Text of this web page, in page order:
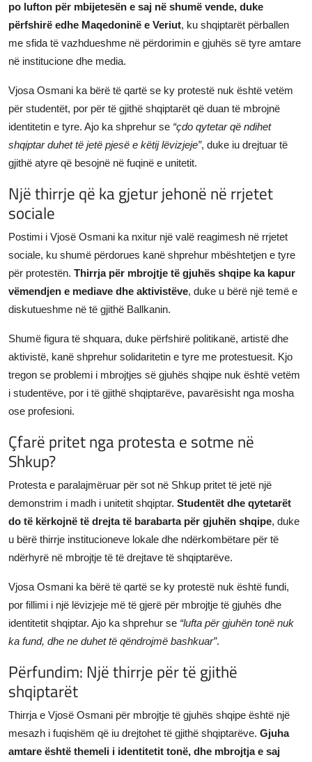
po lufton për mbijetesën e saj në shumë vende, duke
përfshirë edhe Maqedoninë e Veriut, ku shqiptarët përballen
me sfida të vazhdueshme në përdorimin e gjuhës së tyre amtare
në institucione dhe media.
Vjosa Osmani ka bërë të qartë se ky protestë nuk është vetëm
për studentët, por për të gjithë shqiptarët që duan të mbrojnë
identitetin e tyre. Ajo ka shprehur se “çdo qytetar që ndihet
shqiptar duhet të jetë pjesë e këtij lëvizjeje”, duke iu drejtuar të
gjithë atyre që besojnë në fuqinë e unitetit.
Një thirrje që ka gjetur jehonë në rrjetet
sociale
Postimi i Vjosë Osmani ka nxitur një valë reagimesh në rrjetet
sociale, ku shumë përdorues kanë shprehur mbështetjen e tyre
për protestën. Thirrja për mbrojtje të gjuhës shqipe ka kapur
vëmendjen e mediave dhe aktivistëve, duke u bërë një temë e
diskutueshme në të gjithë Ballkanin.
Shumë figura të shquara, duke përfshirë politikanë, artistë dhe
aktivistë, kanë shprehur solidaritetin e tyre me protestuesit. Kjo
tregon se problemi i mbrojtjes së gjuhës shqipe nuk është vetëm
i studentëve, por i të gjithë shqiptarëve, pavarësisht nga mosha
ose profesioni.
Çfarë pritet nga protesta e sotme në
Shkup?
Protesta e paralajmëruar për sot në Shkup pritet të jetë një
demonstrim i madh i unitetit shqiptar. Studentët dhe qytetarët
do të kërkojnë të drejta të barabarta për gjuhën shqipe, duke
u bërë thirrje institucioneve lokale dhe ndërkombëtare për të
ndërhyrë në mbrojtje të të drejtave të shqiptarëve.
Vjosa Osmani ka bërë të qartë se ky protestë nuk është fundi,
por fillimi i një lëvizjeje më të gjerë për mbrojtje të gjuhës dhe
identitetit shqiptar. Ajo ka shprehur se “lufta për gjuhën tonë nuk
ka fund, dhe ne duhet të qëndrojmë bashkuar”.
Përfundim: Një thirrje për të gjithë
shqiptarët
Thirrja e Vjosë Osmani për mbrojtje të gjuhës shqipe është një
mesazh i fuqishëm që iu drejtohet të gjithë shqiptarëve. Gjuha
amtare është themeli i identitetit tonë, dhe mbrojtja e saj